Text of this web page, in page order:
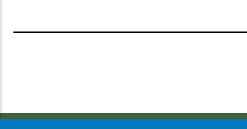
레딧 다운로드coloring pages